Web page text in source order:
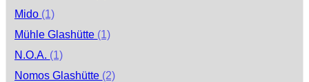
Mido (1)
Mühle Glashütte (1)
N.O.A. (1)
Nomos Glashütte (2)